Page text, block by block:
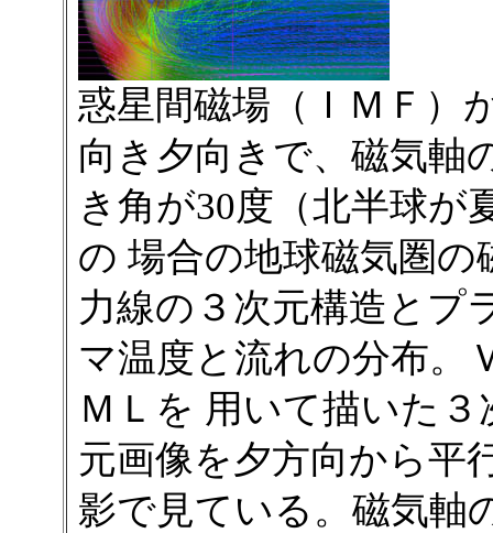
惑星間磁場（ＩＭＦ）
向き夕向きで、磁気軸
き角が30度（北半球が
の 場合の地球磁気圏の
力線の３次元構造とプ
マ温度と流れの分布。
ＭＬを 用いて描いた３
元画像を夕方向から平
影で見ている。磁気軸